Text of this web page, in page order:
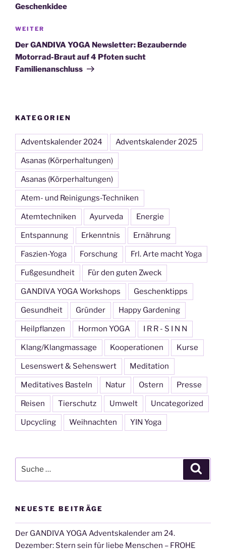
Geschenkidee
Nächster
Beitrag
WEITER
Der GANDIVA YOGA Newsletter: Bezaubernde
Motorrad-Braut auf 4 Pfoten sucht
Familienanschluss
KATEGORIEN
Adventskalender 2024 Adventskalender 2025
Asanas (Körperhaltungen)
Asanas (Körperhaltungen)
Atem- und Reinigungs-Techniken
Atemtechniken Ayurveda Energie
Entspannung Erkenntnis Ernährung
Faszien-Yoga Forschung Frl. Arte macht Yoga
Fußgesundheit Für den guten Zweck
GANDIVA YOGA Workshops Geschenktipps
Gesundheit Gründer Happy Gardening
Heilpflanzen Hormon YOGA I R R - S I N N
Klang/Klangmassage Kooperationen Kurse
Lesenswert & Sehenswert Meditation
Meditatives Basteln Natur Ostern Presse
Reisen Tierschutz Umwelt Uncategorized
Upcycling Weihnachten YIN Yoga
nach:
NEUESTE BEITRÄGE
Der GANDIVA YOGA Adventskalender am 24.
Dezember: Stern sein für liebe Menschen – FROHE